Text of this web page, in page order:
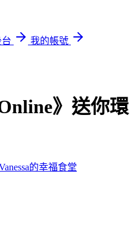
我的帳號
》送你環
的幸福食堂